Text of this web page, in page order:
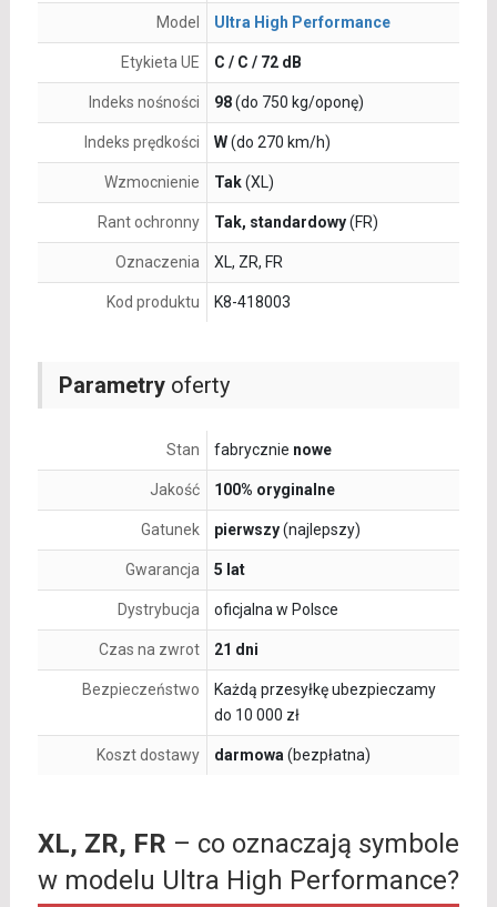
Parametryoferty
Stan fabrycznie nowe
Jakość 100% oryginalne
Gatunek pierwszy(najlepszy)
Gwarancja 5 lat
Dystrybucja oficjalna w Polsce
Czas na zwrot 21 dni
Bezpieczeństwo
Każdą przesyłkę ubezpieczamy
do 10 000 zł
Koszt dostawy darmowa (bezpłatna)
Model Ultra High Performance
Etykieta UE C / C / 72 dB
Indeks nośności 98(do 750 kg/oponę)
Indeks prędkości W(do 270 km/h)
Wzmocnienie Tak(XL)
Rant ochronny Tak, standardowy(FR)
Oznaczenia XL, ZR, FR
Kod produktu K8-418003
XL, ZR, FR – co oznaczają symbole
w modelu Ultra High Performance?